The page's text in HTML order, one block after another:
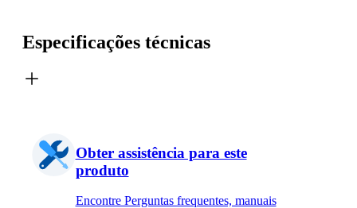
Especificações técnicas
Obter assistência para este
produto
Encontre Perguntas frequentes, manuais